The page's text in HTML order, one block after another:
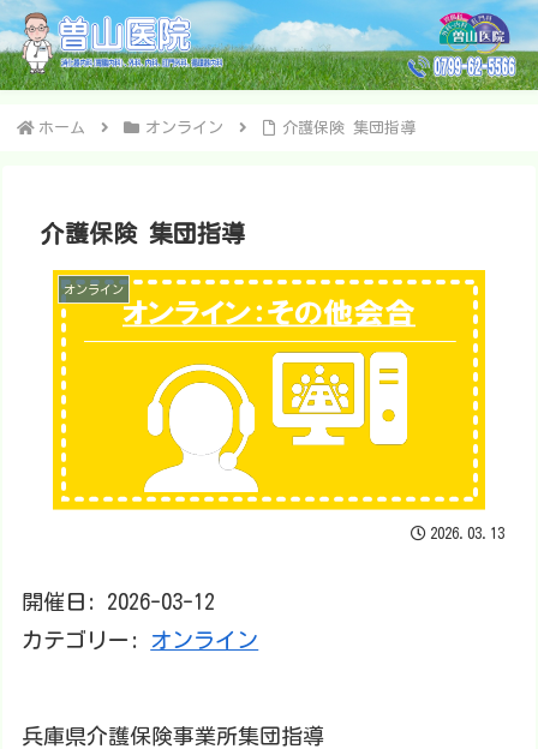
ホーム オンライン 介護保険 集団指導
介護保険 集団指導
オンライン
2026.03.13
開催日: 2026-03-12
カテゴリー: オンライン
兵庫県介護保険事業所集団指導